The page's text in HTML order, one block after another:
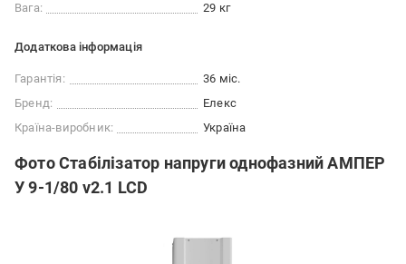
Вага:
29 кг
Додаткова інформація
Гарантія:
36 міс.
Бренд:
Елекс
Країна-виробник:
Україна
Фото Стабілізатор напруги однофазний АМПЕР
У 9-1/80 v2.1 LCD